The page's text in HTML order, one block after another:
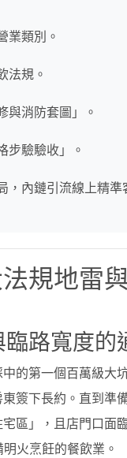
業類別。
法規。
與消防套圖」。
步驗驗收」。
內鏈引流線上精準
規地雷
路寬度的
的第一個百萬級大
簽下長約。直到準
區」，且店門口面
火烹飪的餐飲業。